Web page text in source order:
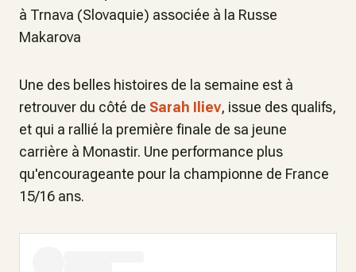
à Trnava (Slovaquie) associée à la Russe
Makarova
Une des belles histoires de la semaine est à
retrouver du côté de Sarah Iliev, issue des qualifs,
et qui a rallié la première finale de sa jeune
carrière à Monastir. Une performance plus
qu'encourageante pour la championne de France
15/16 ans.